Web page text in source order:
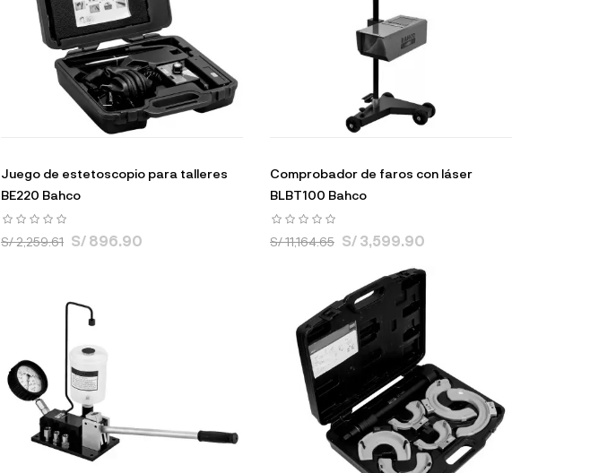
Juego de estetoscopio para talleres
BE220 Bahco
S/ 2,259.61 S/ 896.90
Comprobador de faros con láser
BLBT100 Bahco
S/ 11,164.65 S/ 3,599.90